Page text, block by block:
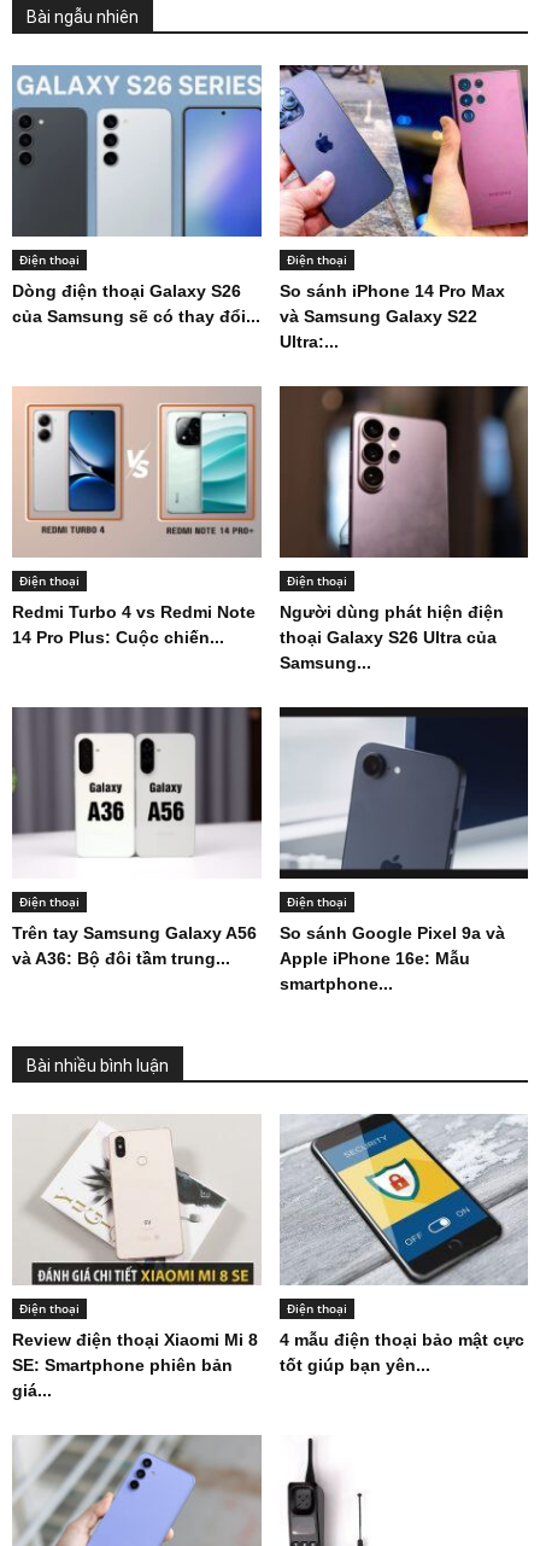
Bài ngẫu nhiên
Điện thoại
Dòng điện thoại Galaxy S26
của Samsung sẽ có thay đổi...
Điện thoại
So sánh iPhone 14 Pro Max
và Samsung Galaxy S22
Ultra:...
Điện thoại
Redmi Turbo 4 vs Redmi Note
14 Pro Plus: Cuộc chiến...
Điện thoại
Người dùng phát hiện điện
thoại Galaxy S26 Ultra của
Samsung...
Điện thoại
Trên tay Samsung Galaxy A56
và A36: Bộ đôi tầm trung...
Điện thoại
So sánh Google Pixel 9a và
Apple iPhone 16e: Mẫu
smartphone...
Bài nhiều bình luận
Điện thoại
Review điện thoại Xiaomi Mi 8
SE: Smartphone phiên bản
giá...
Điện thoại
4 mẫu điện thoại bảo mật cực
tốt giúp bạn yên...